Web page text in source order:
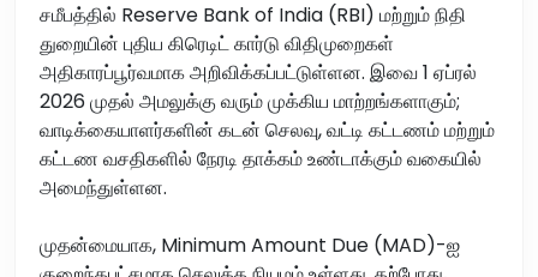
சமீபத்தில் Reserve Bank of India (RBI) மற்றும் நிதி
துறையின் புதிய கிரெடிட் கார்டு விதிமுறைகள்
அதிகாரப்பூர்வமாக அறிவிக்கப்பட்டுள்ளன. இவை 1 ஏப்ரல்
2026 முதல் அமலுக்கு வரும் முக்கிய மாற்றங்களாகும்;
வாடிக்கையாளர்களின் கடன் செலவு, வட்டி கட்டணம் மற்றும்
கட்டண வசதிகளில் நேரடி தாக்கம் உண்டாக்கும் வகையில்
அமைந்துள்ளன.
முதன்மையாக, Minimum Amount Due (MAD)-ஐ